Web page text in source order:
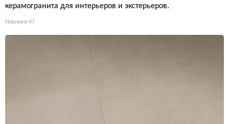
керамогранита для интерьеров и экстерьеров.
Новинки 47